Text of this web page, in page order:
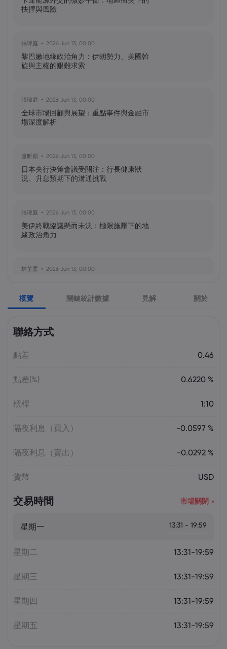
許景桓 2025 Sep 29, 14:20
川普擬對外國電影徵收100%關稅：好萊塢
的未來岌岌可危？
黃達傑 2025 Sep 27, 16:00
比特幣價格預測：如何在台灣購買比特
Frances Wang
Netflix 股票創下歷史新高：2025 年
Netflix 股票能否達到 1,400 美元？
抉擇與風險
張瑋庭 2026 Jun 13, 00:00
黎巴嫩地緣政治角力：伊朗勢力、美國斡
旋與主權的艱難求索
張瑋庭 2026 Jun 13, 00:00
全球市場回顧與展望：重點事件與金融市
場深度解析
盧昕穎 2026 Jun 13, 00:00
日本央行決策會議受關注：行長健康狀
況、升息預期下的溝通挑戰
張瑋庭 2026 Jun 13, 00:00
美伊終戰協議懸而未決：極限施壓下的地
緣政治角力
林芷柔 2026 Jun 13, 00:00
張瑋庭 2026 Jun 13, 00:00
北約安全態勢與美軍部署調整：美歐風險
陳昊然
量增，市場波動趨緩
概覽 關鍵統計數據 見解 關於
聯絡方式
點差 0.46
點差(%) 0.6220 %
槓桿 1:10
隔夜利息（買入） -0.0597 %
隔夜利息（賣出） -0.0292 %
貨幣 USD
交易時間 市場關閉
星期一 13:31 - 19:59
星期二 13:31-19:59
星期三 13:31-19:59
星期四 13:31-19:59
星期五 13:31-19:59